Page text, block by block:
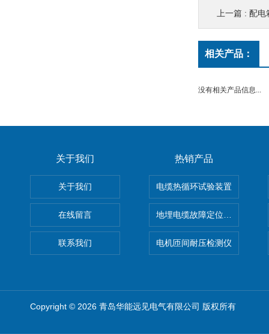
上一篇 : 配电
相关产品：
没有相关产品信息...
关于我们
关于我们
在线留言
联系我们
热销产品
电缆热循环试验装置
地埋电缆故障定位仪 地下电
电机匝间耐压检测仪
Copyright © 2026 青岛华能远见电气有限公司 版权所有